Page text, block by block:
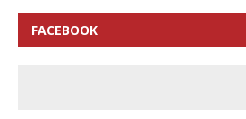
FACEBOOK